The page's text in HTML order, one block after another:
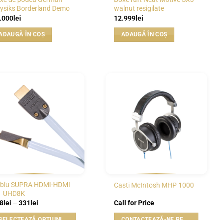
Borderland Demo
lei
ÎN COȘ
walnut resigilate
12.999 lei
ADAUGĂ ÎN COȘ
WISHLIST
SUPRA HDMI-HDMI
UHD8K
lei – 331 leiInterval
prețuri:
WISHLIST
Casti McIntosh MHP 1000
Call for Price